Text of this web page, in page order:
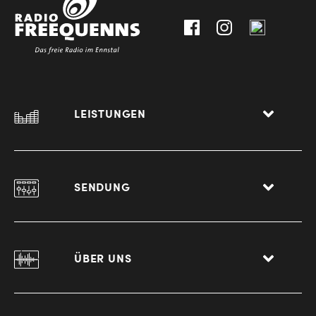
LEISTUNGEN
SENDUNG
ÜBER UNS